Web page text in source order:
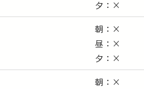
夕：×
朝：×
昼：×
夕：×
朝：×